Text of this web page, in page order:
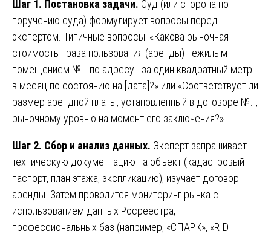
Шаг 1. Постановка задачи. Суд (или сторона по
поручению суда) формулирует вопросы перед
экспертом. Типичные вопросы: «Какова рыночная
стоимость права пользования (аренды) нежилым
помещением №… по адресу… за один квадратный метр
в месяц по состоянию на [дата]?» или «Соответствует ли
размер арендной платы, установленный в договоре №…,
рыночному уровню на момент его заключения?».
Шаг 2. Сбор и анализ данных. Эксперт запрашивает
техническую документацию на объект (кадастровый
паспорт, план этажа, экспликацию), изучает договор
аренды. Затем проводится мониторинг рынка с
использованием данных Росреестра,
профессиональных баз (например, «СПАРК», «RID